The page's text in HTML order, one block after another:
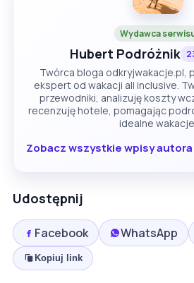
Wydawca
Hubert Podróżnik
Twórca bloga odkryjwakacje.pl,
ekspert od wakacji all inclusive.
przewodniki, analizuję koszty
recenzuję hotele, pomagając
idealne wakacje.
Zobacz wszystkie wpisy autora
Udostępnij
Facebook WhatsApp
Kopiuj link